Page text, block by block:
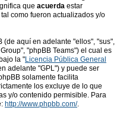
que acuerda estar
como fueron actualizados y/o
(de aquí en adelante "ellos", "sus",
"phpBB Teams") el cual es
la "Licencia Pública General
adelante "GPL") y puede ser
solamente facilita
los excluye de lo que
y/o contenido permisible. Para
http://www.phpbb.com/.